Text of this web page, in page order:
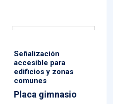
Señalización
accesible para
edificios y zonas
comunes
Placa gimnasio